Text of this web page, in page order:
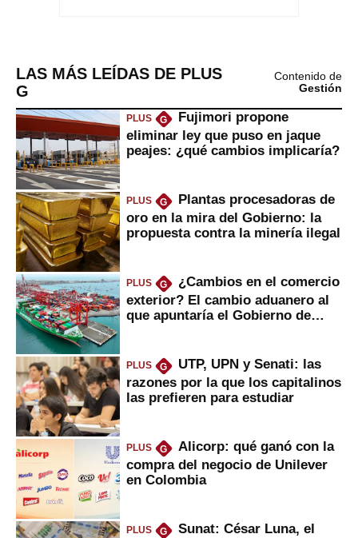
LAS MÁS LEÍDAS DE PLUS
G
Contenido de
Gestión
PLUS G
Fujimori propone
eliminar ley que puso en jaque
peajes: ¿qué cambios implicaría?
PLUS G
Plantas procesadoras de
oro en la mira del Gobierno: la
propuesta contra la minería ilegal
PLUS G
¿Cambios en el comercio
exterior? El cambio aduanero al
que apuntaría el Gobierno de
PLUS G
UTP, UPN y Senati: las
razones por la que los capitalinos
las prefieren para estudiar
PLUS G
Alicorp: qué ganó con la
compra del negocio de Unilever
en Colombia
PLUS G
Sunat: César Luna, el